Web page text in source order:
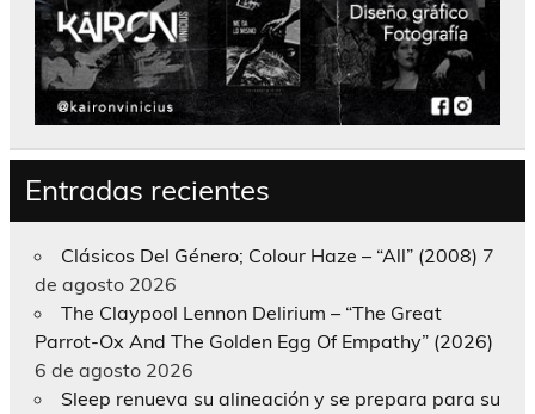
Entradas recientes
Clásicos Del Género; Colour Haze – “All” (2008) 7
de agosto 2026
The Claypool Lennon Delirium – “The Great
Parrot-Ox And The Golden Egg Of Empathy” (2026)
6 de agosto 2026
Sleep renueva su alineación y se prepara para su